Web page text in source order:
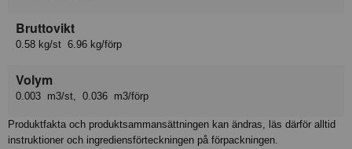
Bruttovikt
0.58 kg/st 6.96 kg/förp
Volym
0.003 m3/st, 0.036 m3/förp
Produktfakta och produktsammansättningen kan ändras, läs därför alltid
instruktioner och ingrediensförteckningen på förpackningen.